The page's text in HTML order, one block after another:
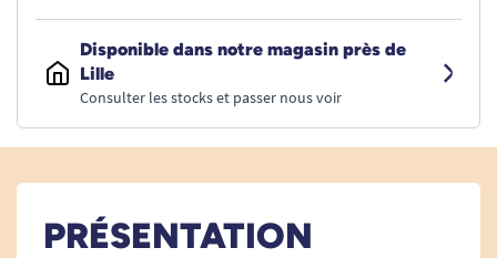
Disponible dans notre magasin près de
Lille
Consulter les stocks et passer nous voir
PRÉSENTATION